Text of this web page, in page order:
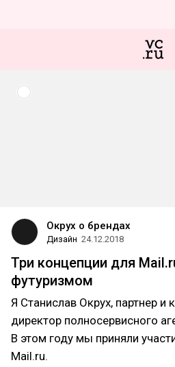
Окрух о брендах
Дизайн 24.12.2018
Три концепции для
футуризмом
Я Станислав Окрух, партнер и
директор полносервисного
В этом году мы приняли
Mail.ru.